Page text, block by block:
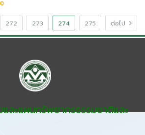
272 273 274 275 ต่อไป
ละแผนทรัพยากรธรรมชาติและ